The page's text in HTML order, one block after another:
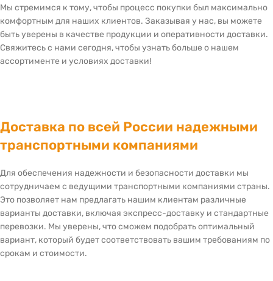
Мы стремимся к тому, чтобы процесс покупки был максимально
комфортным для наших клиентов. Заказывая у нас, вы можете
быть уверены в качестве продукции и оперативности доставки.
Свяжитесь с нами сегодня, чтобы узнать больше о нашем
ассортименте и условиях доставки!
Доставка по всей России надежными
транспортными компаниями
Для обеспечения надежности и безопасности доставки мы
сотрудничаем с ведущими транспортными компаниями страны.
Это позволяет нам предлагать нашим клиентам различные
варианты доставки, включая экспресс-доставку и стандартные
перевозки. Мы уверены, что сможем подобрать оптимальный
вариант, который будет соответствовать вашим требованиям по
срокам и стоимости.